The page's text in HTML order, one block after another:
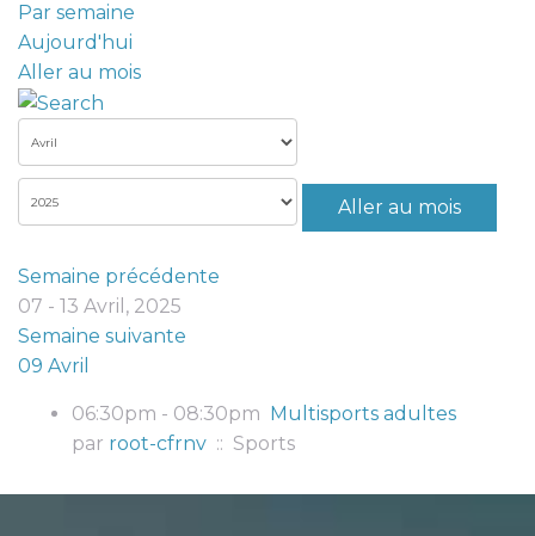
Par semaine
Aujourd'hui
Aller au mois
Aller au mois
Semaine précédente
07 - 13 Avril, 2025
Semaine suivante
09 Avril
06:30pm - 08:30pm
Multisports adultes
par root-cfrnv :: Sports